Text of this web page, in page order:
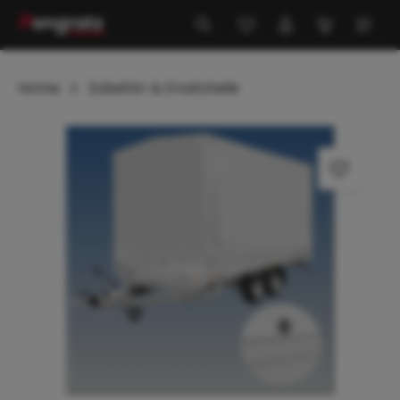
springen
Home Zubehör & Ersatzteile
Bildergalerie überspringen